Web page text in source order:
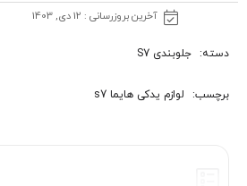
آخرین بروزرسانی : 12 دی, 1403
دسته: جلوبندی S7
برچسب: لوازم یدکی هایما s7